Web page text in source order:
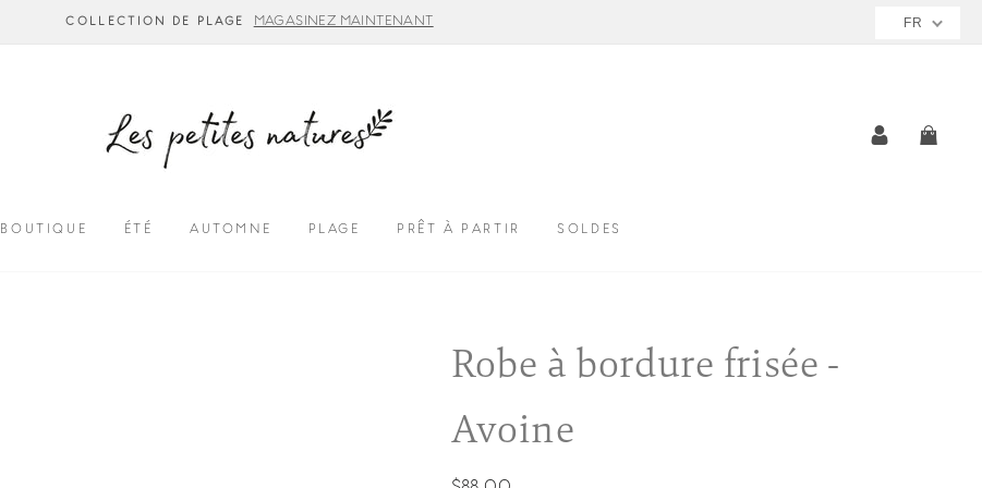
COLLECTION DE PLAGE MAGASINEZ MAINTENANT
SE
BOUTIQUE ÉTÉ AUTOMNE PLAGE PRÊT À PARTIR SOLDES
Robe à bordure frisée -
Avoine
FR